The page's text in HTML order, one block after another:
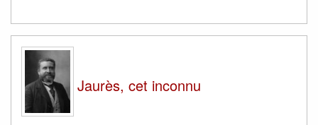
Jaurès, cet inconnu